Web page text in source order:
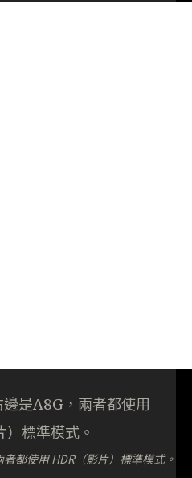
都使用 HDR（影片）標準模式。